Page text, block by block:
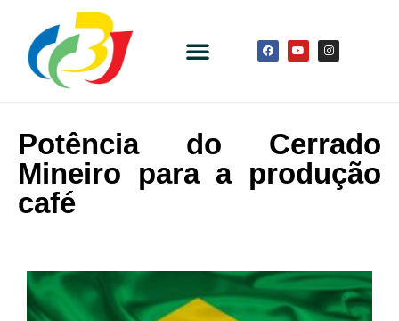
Potência do Cerrado
Mineiro para a produção
café